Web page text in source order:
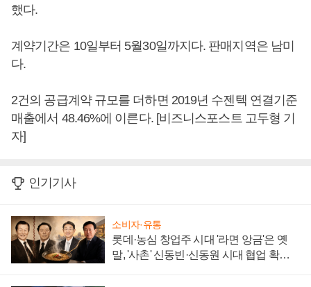
했다.
계약기간은 10일부터 5월30일까지다. 판매지역은 남미
다.
2건의 공급계약 규모를 더하면 2019년 수젠텍 연결기준
매출에서 48.46%에 이른다. [비즈니스포스트 고두형 기
자]
인기기사
소비자·유통
롯데·농심 창업주 시대 '라면 앙금'은 옛
말, '사촌' 신동빈·신동원 시대 협업 확대